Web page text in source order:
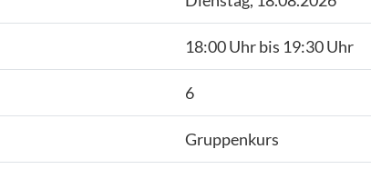
18:00 Uhr bis 19:30 Uhr
6
Gruppenkurs